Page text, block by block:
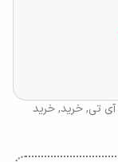
آی تی,خرید,خرید